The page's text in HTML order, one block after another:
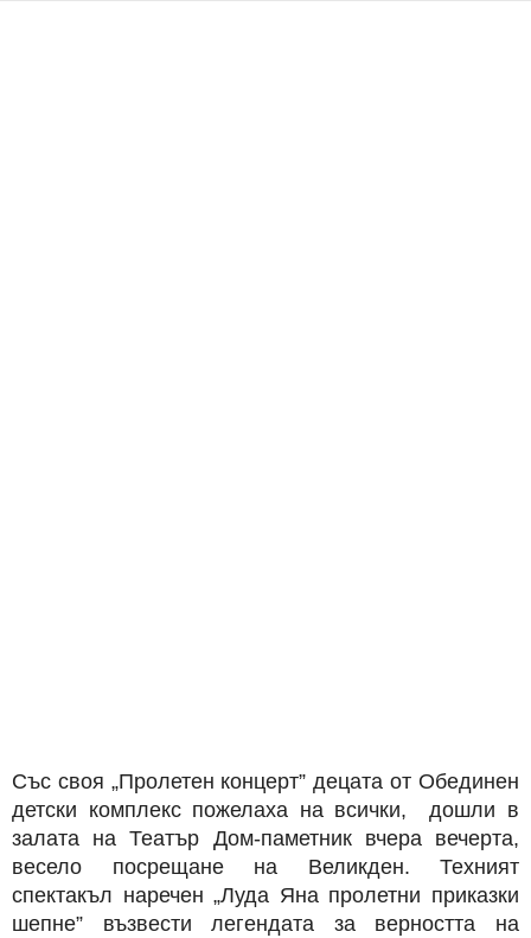
Със своя „Пролетен концерт” децата от Обединен
детски комплекс пожелаха на всички, дошли в
залата на Театър Дом-паметник вчера вечерта,
весело посрещане на Великден. Техният
спектакъл наречен „Луда Яна пролетни приказки
шепне” възвести легендата за верността на